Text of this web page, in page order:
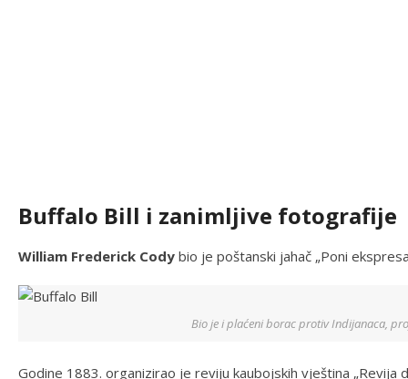
Buffalo Bill i zanimljive fotografije
William Frederick Cody bio je poštanski jahač „Poni
Bio je i plaćeni borac protiv Indijanaca,
Godine 1883. organizirao je reviju kaubojskih vještina „Revija